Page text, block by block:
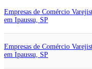
Empresas de Comércio
em Ipaussu, SP
Empresas de Comércio
em Ipaussu, SP